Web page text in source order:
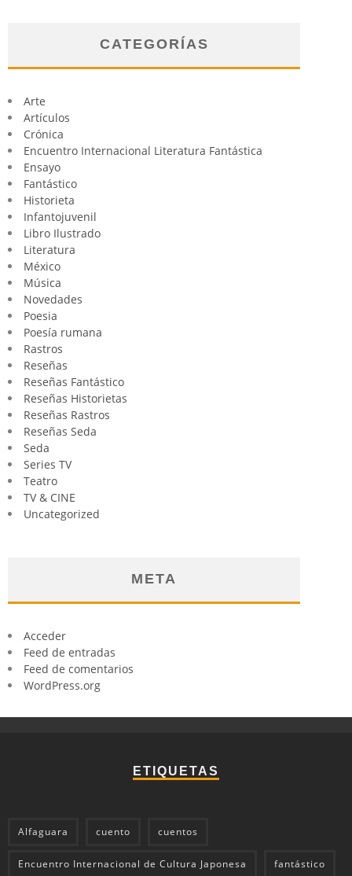
CATEGORÍAS
Arte
Artículos
Crónica
Encuentro Internacional Literatura Fantástica
Ensayo
Fantástico
Historieta
Infantojuvenil
Libro Ilustrado
Literatura
México
Música
Novedades
Poesia
Poesía rumana
Rastros
Reseñas
Reseñas Fantástico
Reseñas Historietas
Reseñas Rastros
Reseñas Seda
Seda
Series TV
Teatro
TV & CINE
Uncategorized
META
Acceder
Feed de entradas
Feed de comentarios
WordPress.org
ETIQUETAS
Alfaguara cuento cuentos
Encuentro Internacional de Cultura Japonesa fantástico